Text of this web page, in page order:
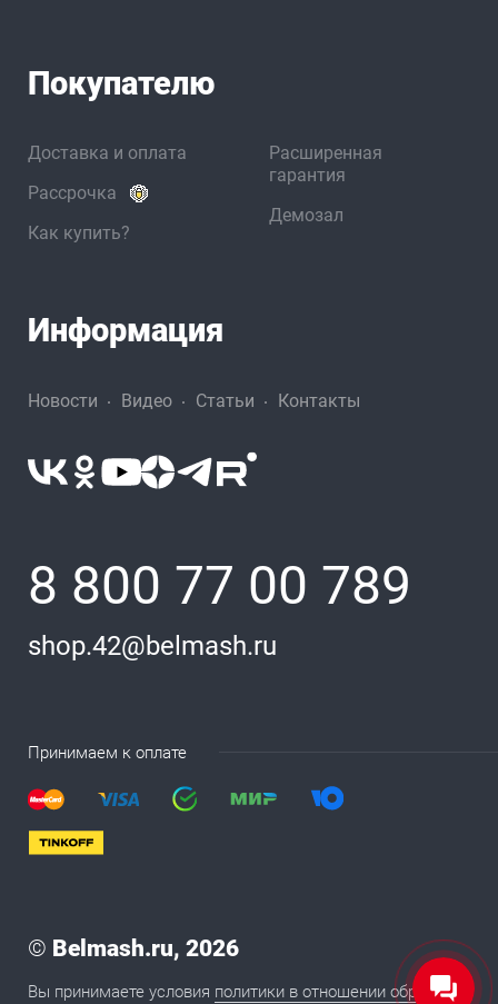
Покупателю
Доставка и оплата
Рассрочка
Как купить?
Расширенная
гарантия
Демозал
Информация
Новости Видео Статьи Контакты
8 800 77 00 789
shop.42@belmash.ru
Принимаем к оплате
© Belmash.ru, 2026
Вы принимаете условия политики в отношении обработки